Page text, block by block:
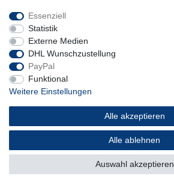
Essenziell
Statistik
Externe Medien
DHL Wunschzustellung
PayPal
Funktional
Weitere Einstellungen
Alle akzeptieren
Alle ablehnen
Auswahl akzeptieren